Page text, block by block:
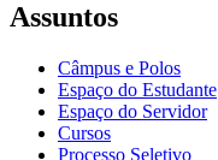
Assuntos
Câmpus e Polos
Espaço do Estudante
Espaço do Servidor
Cursos
Processo Seletivo